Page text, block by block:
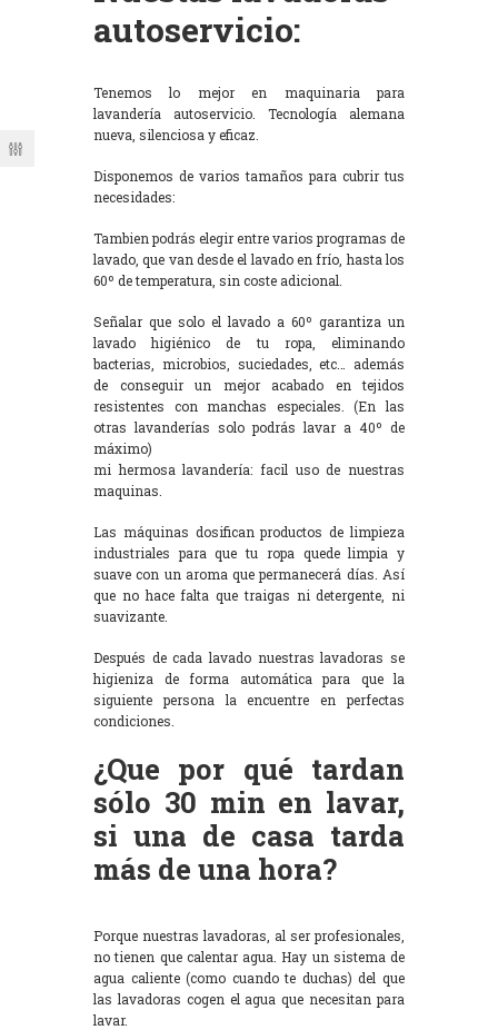
autoservicio:
Tenemos lo mejor en maquinaria para
lavandería autoservicio. Tecnología alemana
nueva, silenciosa y eficaz.
Disponemos de varios tamaños para cubrir tus
necesidades:
Tambien podrás elegir entre varios programas de
lavado, que van desde el lavado en frío, hasta los
60º de temperatura, sin coste adicional.
Señalar que solo el lavado a 60º garantiza un
lavado higiénico de tu ropa, eliminando
bacterias, microbios, suciedades, etc… además
de conseguir un mejor acabado en tejidos
resistentes con manchas especiales. (En las
otras lavanderías solo podrás lavar a 40º de
máximo)
mi hermosa lavandería: facil uso de nuestras
maquinas.
Las máquinas dosifican productos de limpieza
industriales para que tu ropa quede limpia y
suave con un aroma que permanecerá días. Así
que no hace falta que traigas ni detergente, ni
suavizante.
Después de cada lavado nuestras lavadoras se
higieniza de forma automática para que la
siguiente persona la encuentre en perfectas
condiciones.
¿Que por qué tardan
sólo 30 min en lavar,
si una de casa tarda
más de una hora?
Porque nuestras lavadoras, al ser profesionales,
no tienen que calentar agua. Hay un sistema de
agua caliente (como cuando te duchas) del que
las lavadoras cogen el agua que necesitan para
lavar.